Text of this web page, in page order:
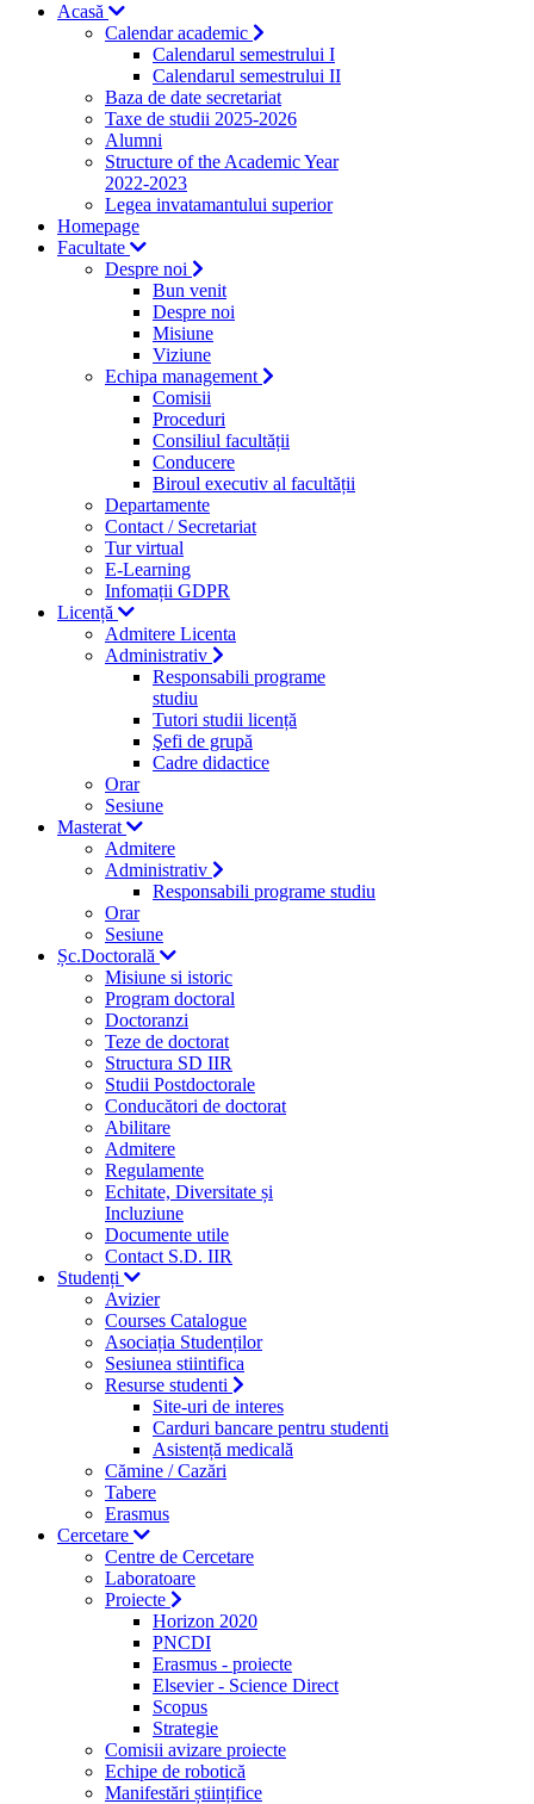
Acasă
Calendar academic
Calendarul semestrului I
Calendarul semestrului II
Baza de date secretariat
Taxe de studii 2025-2026
Alumni
Structure of the Academic Year
2022-2023
Legea invatamantului superior
Homepage
Facultate
Despre noi
Bun venit
Despre noi
Misiune
Viziune
Echipa management
Comisii
Proceduri
Consiliul facultății
Conducere
Biroul executiv al facultății
Departamente
Contact / Secretariat
Tur virtual
E-Learning
Infomații GDPR
Licență
Admitere Licenta
Administrativ
Responsabili programe
studiu
Tutori studii licență
Şefi de grupă
Cadre didactice
Orar
Sesiune
Masterat
Admitere
Administrativ
Responsabili programe studiu
Orar
Sesiune
Șc.Doctorală
Misiune si istoric
Program doctoral
Doctoranzi
Teze de doctorat
Structura SD IIR
Studii Postdoctorale
Conducători de doctorat
Abilitare
Admitere
Regulamente
Echitate, Diversitate și
Incluziune
Documente utile
Contact S.D. IIR
Studenți
Avizier
Courses Catalogue
Asociația Studenților
Sesiunea stiintifica
Resurse studenti
Site-uri de interes
Carduri bancare pentru studenti
Asistență medicală
Cămine / Cazări
Tabere
Erasmus
Cercetare
Centre de Cercetare
Laboratoare
Proiecte
Horizon 2020
PNCDI
Erasmus - proiecte
Elsevier - Science Direct
Scopus
Strategie
Comisii avizare proiecte
Echipe de robotică
Manifestări științifice